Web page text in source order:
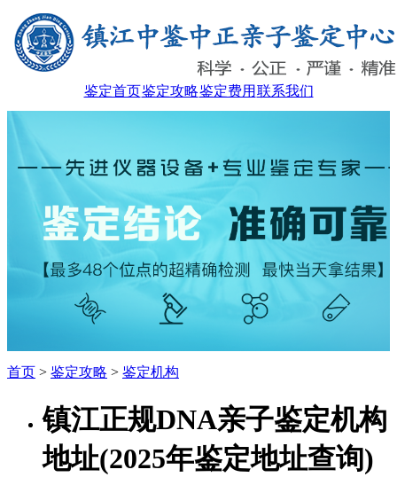
鉴定首页鉴定攻略鉴定费用 联系我们
首页 > 鉴定攻略 > 鉴定机构
镇江正规DNA亲子鉴定机构
地址(2025年鉴定地址查询)